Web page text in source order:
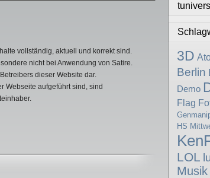
vollständig, aktuell und korrekt sind.
nicht bei Anwendung von Satire.
dieser Website dar.
Webseite aufgeführt sind, sind
3D
Berlin
Demo
Flag
HS
LOL
Musik